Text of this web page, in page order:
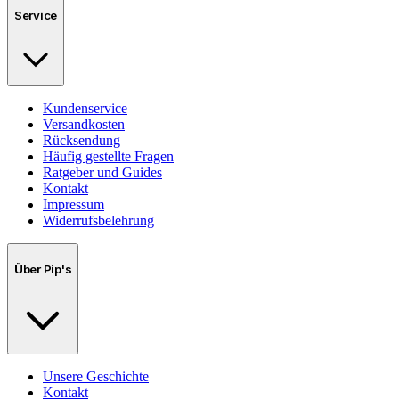
Service
Kundenservice
Versandkosten
Rücksendung
Häufig gestellte Fragen
Ratgeber und Guides
Kontakt
Impressum
Widerrufsbelehrung
Über Pip's
Unsere Geschichte
Kontakt